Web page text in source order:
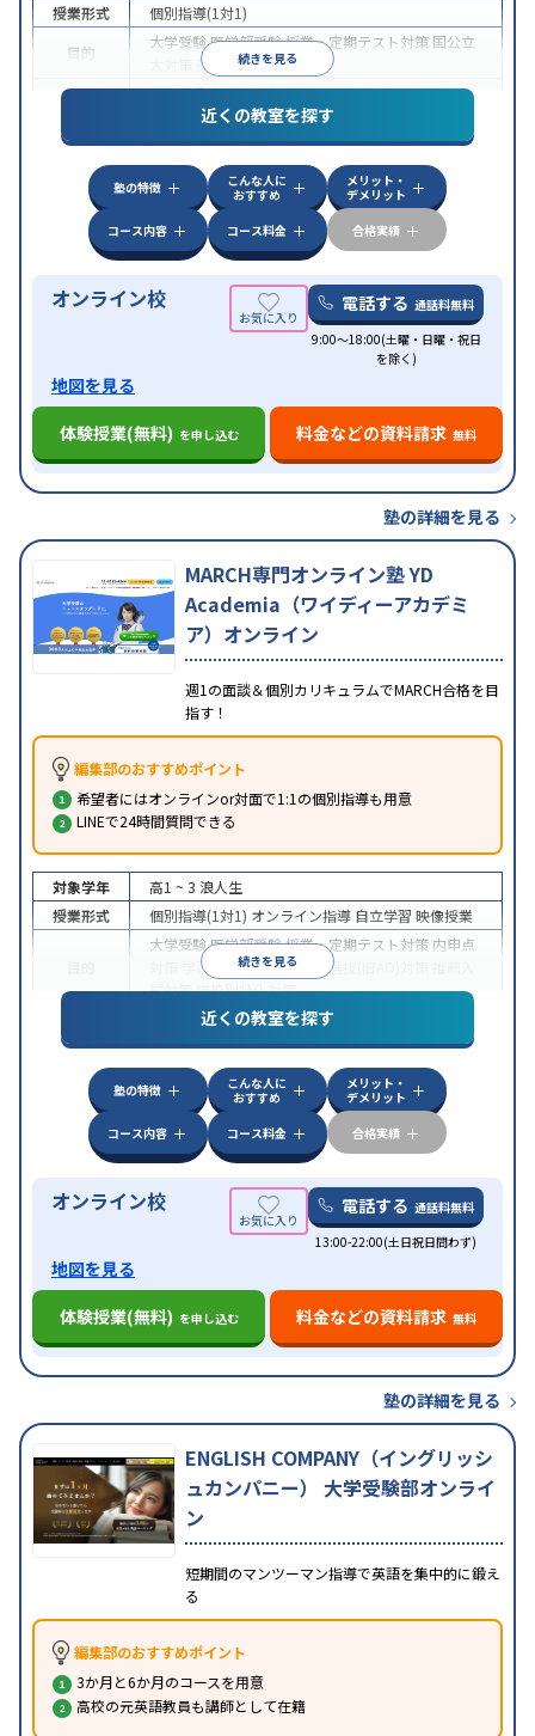
続きを見る
授業形式
個別指導(1対1)
目的
大学受験医学部受験授業・定期テスト対策 国公立
英検(英語検定)対策
中高一貫校生に対応授業の振替可能オンライン対
自習室あり
近くの教室を探す
塾の特徴
こんな人に
おすすめ
メリット・
デメリット
コース内容
コース料金 合格実績
オンライン校 電話する 通話料無料
9:00～18:00(土曜・日曜・祝日
を除く)
地図を見る
体験授業(無料) を申し込む 料金などの資料請求 無料
塾の詳細を見る
MARCH専門オンライン塾 YD
Academia（ワイディーアカデミ
ア）オンライン
週1の面談＆個別カリキュラムでMARCH合格を目
指す！
編集部のおすすめポイント
希望者にはオンラインor対面で1:1の個別指導も用意
LINEで24時間質問できる
続きを見る
対象学年 高1 ~ 3 浪人生
授業形式
個別指導(1対1) オンライン指導 自立学習 映像授業
大学受験医学部受験授業・定期テスト対策 内申点
学習習慣の定着 総合型選抜(旧AO)対策
試対策学校別特化対策
特徴
中高一貫校生に対応授業の振替可能
学習にPC・タブレットを利用オンライン対応1
科目から受講可能
近くの教室を探す
塾の特徴
こんな人に
おすすめ
メリット・
デメリット
コース内容
コース料金 合格実績
オンライン校 電話する 通話料無料
13:00-22:00(土日祝日問わず)
地図を見る
体験授業(無料) を申し込む 料金などの資料請求 無料
塾の詳細を見る
ENGLISH COMPANY（イングリッシ
ュカンパニー） 大学受験部オンライ
ン
短期間のマンツーマン指導で英語を集中的に鍛え
る
編集部のおすすめポイント
3か月と6か月のコースを用意
高校の元英語教員も講師として在籍